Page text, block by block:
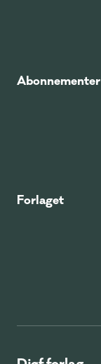
Abonnementer
Forlaget